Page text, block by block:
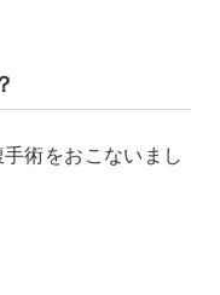
術をおこないまし